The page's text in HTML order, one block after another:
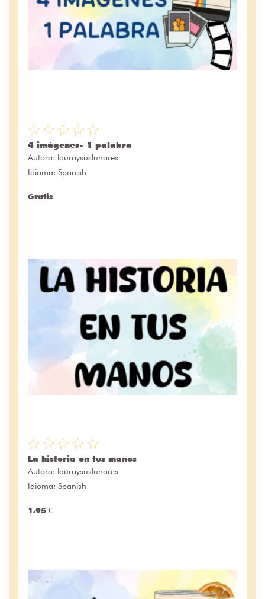
4 imágenes- 1 palabra
Autora: lauraysuslunares
Idioma: Spanish
Gratis
La historia en tus manos
Autora: lauraysuslunares
Idioma: Spanish
1.95 €